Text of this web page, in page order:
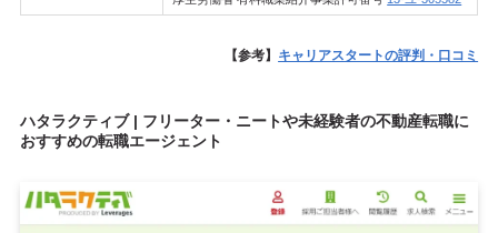
【参考】 キャリアスタートの評判・口コミ
ハタラクティブ | フリーター・ニートや未経験者の不動産転職に
おすすめの転職エージェント